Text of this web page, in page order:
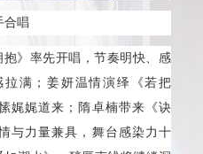
合唱
》率先开唱，节奏明快、感
满；姜妍温情演绎《若把
娓娓道来；隋卓楠带来《诀
与力量兼具，舞台感染力十